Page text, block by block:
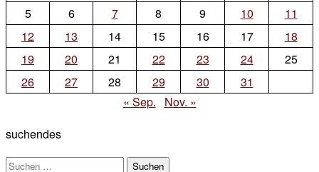
5
6 7 8 9 10
11
12
13 14 15 16 17
18
19
20 21 22 23 24
25
26
27 28 29 30
31
« Sep.
Nov. »
suchendes
Suchen